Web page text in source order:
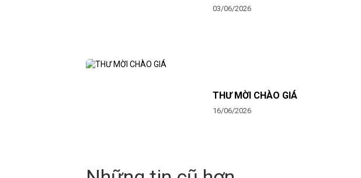
03/06/2026
THƯ MỜI CHÀO GIÁ
16/06/2026